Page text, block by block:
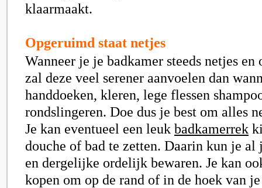
klaarmaakt.
Opgeruimd staat netjes
Wanneer je je badkamer steeds netjes
zal deze veel serener aanvoelen dan
handdoeken, kleren, lege flessen
rondslingeren. Doe dus je best om alles
Je kan eventueel een leuk badkamerrek
douche of bad te zetten. Daarin kun je al
en dergelijke ordelijk bewaren. Je kan
kopen om op de rand of in de hoek van